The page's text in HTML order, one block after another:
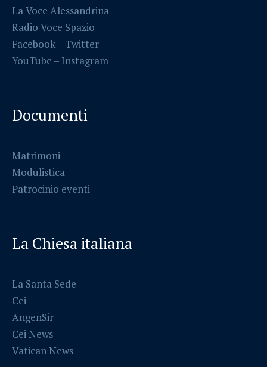
La Voce Alessandrina
Radio Voce Spazio
Facebook– Twitter
YouTube – Instagram
Documenti
Matrimoni
Modulistica
Patrocinio eventi
La Chiesa italiana
La Santa Sede
Cei
AngenSir
Cei News
Vatican News